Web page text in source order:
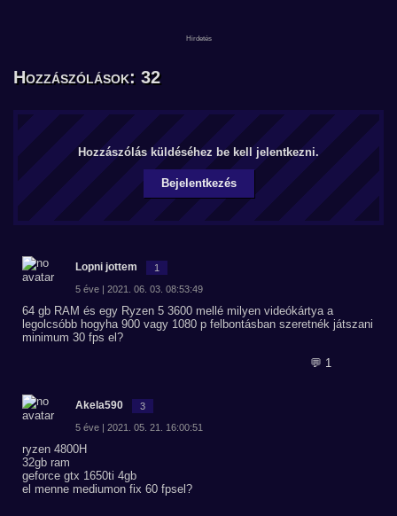
Hozzászólások: 32
Hozzászólás küldéséhez be kell jelentkezni.
Bejelentkezés
Lopni jottem 1
5 éve | 2021. 06. 03. 08:53:49
64 gb RAM és egy Ryzen 5 3600 mellé milyen videókártya a
legolcsóbb hogyha 900 vagy 1080 p felbontásban szeretnék játszani
minimum 30 fps el?
💬 1
Akela590 3
5 éve | 2021. 05. 21. 16:00:51
ryzen 4800H
32gb ram
geforce gtx 1650ti 4gb
el menne mediumon fix 60 fpsel?